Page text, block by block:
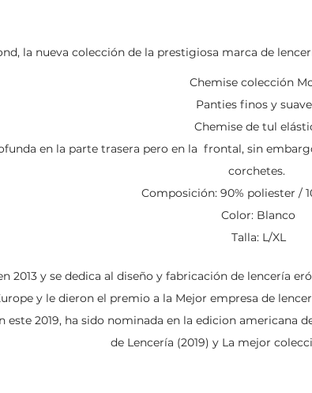
la nueva colección de la prestigiosa marca de
Chemise colección
Panties finos y
Chemise de tul
en la parte trasera pero en la frontal, sin
corchetes.
Composición: 90% poliester /
Color: Blanco
Talla: L/XL
2013 y se dedica al diseño y fabricación de lencería
y le dieron el premio a la Mejor empresa de
este 2019, ha sido nominada en la edicion americana
de Lencería (2019) y La mejor